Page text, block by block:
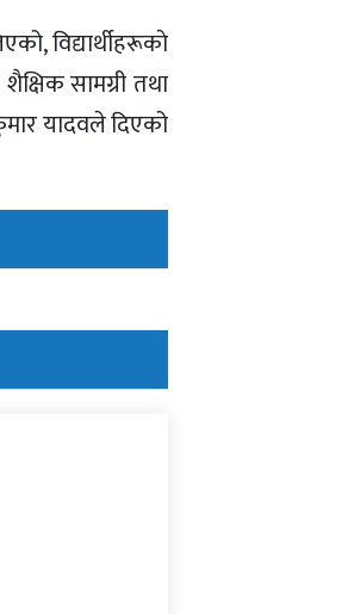
विद्यार्थीहरूकाे
सामग्री तथा
यादवले दिएको